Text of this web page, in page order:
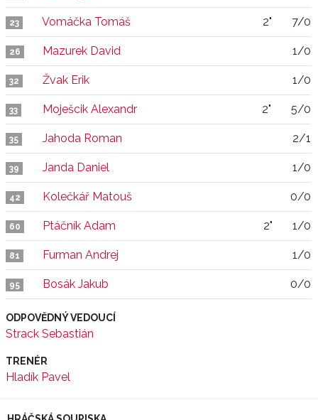
23 Vomáčka Tomáš 2" 7/0
26 Mazurek David 1/0
32 Žvak Erik 1/0
33 Moješcik Alexandr 2" 5/0
35 Jahoda Roman 2/1
39 Janda Daniel 1/0
42 Kolečkář Matouš 0/0
60 Ptáčník Adam 2" 1/0
81 Furman Andrej 1/0
95 Bosák Jakub 0/0
ODPOVĚDNÝ VEDOUCÍ
Strack Sebastián
TRENÉR
Hladík Pavel